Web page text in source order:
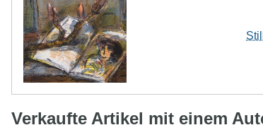
Verkaufte Artikel mit einem